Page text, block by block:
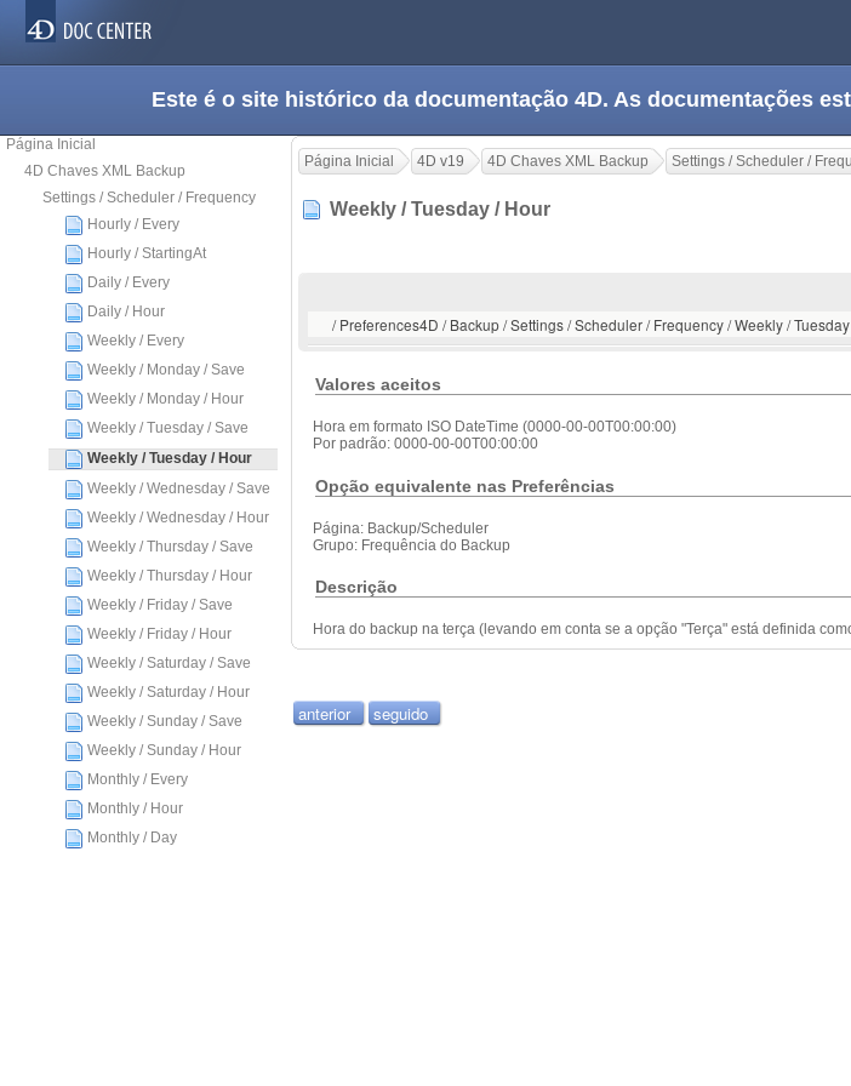
Este é o site histórico da documentação 4D. As documentações
Página Inicial
4D Chaves XML Backup
Settings / Scheduler / Frequency
Hourly / Every
Hourly / StartingAt
Daily / Every
Daily / Hour
Weekly / Every
Weekly / Monday / Save
Weekly / Monday / Hour
Weekly / Tuesday / Save
Weekly / Tuesday / Hour
Weekly / Wednesday / Save
Weekly / Wednesday / Hour
Weekly / Thursday / Save
Weekly / Thursday / Hour
Weekly / Friday / Save
Weekly / Friday / Hour
Weekly / Saturday / Save
Weekly / Saturday / Hour
Weekly / Sunday / Save
Weekly / Sunday / Hour
Monthly / Every
Monthly / Hour
Monthly / Day
Página Inicial 4D v19 4D Chaves XML Backup Settings / Scheduler /
Weekly / Tuesday / Hour
/ Preferences4D / Backup / Settings / Scheduler / Frequency / Weekly /
Valores aceitos
Hora em formato ISO DateTime (0000-00-00T00:00:00)
Por padrão: 0000-00-00T00:00:00
Opção equivalente nas Preferências
Página: Backup/Scheduler
Grupo: Frequência do Backup
Descrição
Hora do backup na terça (levando em conta se a opção "Terça" está definida
anterior seguido